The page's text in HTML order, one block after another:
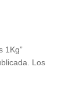
1Kg”
Los